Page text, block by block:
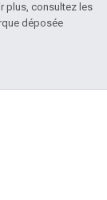
plus, consultez les
déposée